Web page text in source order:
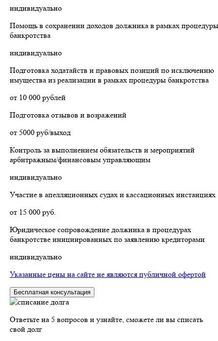
индивидуально
Помощь в сохранении доходов должника в рамках процедуры
банкротства
индивидуально
Подготовка ходатайств и правовых позиций по исключению
имущества из реализации в рамках процедуры банкротства
от 10 000 рублей
Подготовка отзывов и возражений
от 5000 руб/выход
Контроль за выполнением обязательств и мероприятий
арбитражным/финансовым управляющим
индивидуально
Участие в апелляционных судах и кассационных инстанциях
от 15 000 руб.
Юридическое сопровождение должника в процедурах
банкротстве инициированных по заявлению кредиторами
индивидуально
Указанные цены на сайте не являются публичной офертой
Бесплатная консультация
Ответьте на 5 вопросов и узнайте, сможете ли вы списать
свой долг